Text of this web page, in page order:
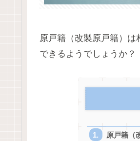
原戸籍（改製原戸籍）
できるようでしょうか？
原戸籍（